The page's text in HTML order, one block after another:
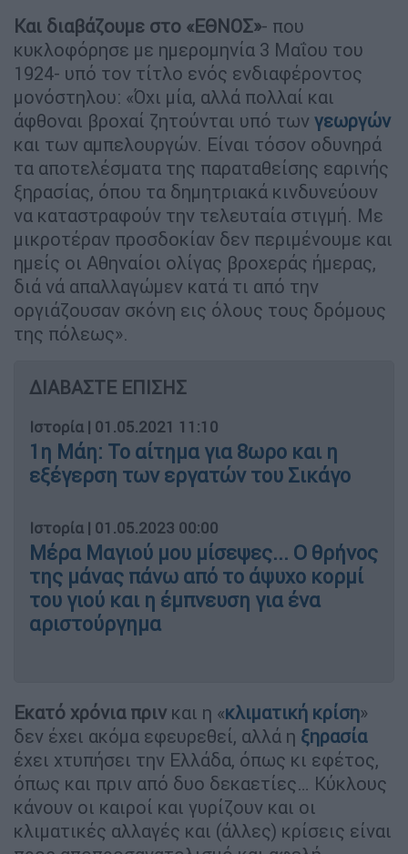
Και διαβάζουμε στο «ΕΘΝΟΣ»- που
κυκλοφόρησε με ημερομηνία 3 Μαΐου του
1924- υπό τον τίτλο ενός ενδιαφέροντος
μονόστηλου: «Όχι μία, αλλά πολλαί και
άφθοναι βροχαί ζητούνται υπό των γεωργών
και των αμπελουργών. Είναι τόσον οδυνηρά
τα αποτελέσματα της παραταθείσης εαρινής
ξηρασίας, όπου τα δημητριακά κινδυνεύουν
να καταστραφούν την τελευταία στιγμή. Με
μικροτέραν προσδοκίαν δεν περιμένουμε και
ημείς οι Αθηναίοι ολίγας βροχεράς ήμερας,
διά νά απαλλαγώμεν κατά τι από την
οργιάζουσαν σκόνη εις όλους τους δρόμους
της πόλεως».
ΔΙΑΒΑΣΤΕ ΕΠΙΣΗΣ
Ιστορία | 01.05.2021 11:10
1η Μάη: Το αίτημα για 8ωρο και η
εξέγερση των εργατών του Σικάγο
Ιστορία | 01.05.2023 00:00
Μέρα Μαγιού μου μίσεψες... Ο θρήνος
της μάνας πάνω από το άψυχο κορμί
του γιού και η έμπνευση για ένα
αριστούργημα
Εκατό χρόνια πριν και η «κλιματική κρίση»
δεν έχει ακόμα εφευρεθεί, αλλά η ξηρασία
έχει χτυπήσει την Ελλάδα, όπως κι εφέτος,
όπως και πριν από δυο δεκαετίες… Κύκλους
κάνουν οι καιροί και γυρίζουν και οι
κλιματικές αλλαγές και (άλλες) κρίσεις είναι